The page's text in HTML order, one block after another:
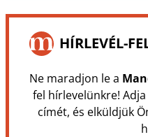
HÍRLEVÉL-
Ne maradjon le a
fel hírlevelünkre!
címét, és elküldjük